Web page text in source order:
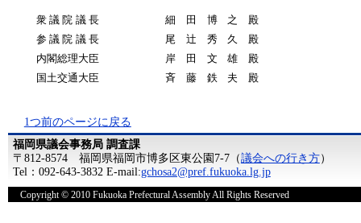
衆議院議長
細田博之殿
参議院議長
尾辻秀久殿
内閣総理大臣
岸田文雄殿
国土交通大臣
斉藤鉄夫殿
1つ前のページに戻る
福岡県議会事務局 調査課
〒812-8574 福岡県福岡市博多区東公園7-7（議会への行き方）
Tel：092-643-3832 E-mail:gchosa2@pref.fukuoka.lg.jp
Copyright © 2010 Fukuoka Prefectural Assembly All Rights Reserved